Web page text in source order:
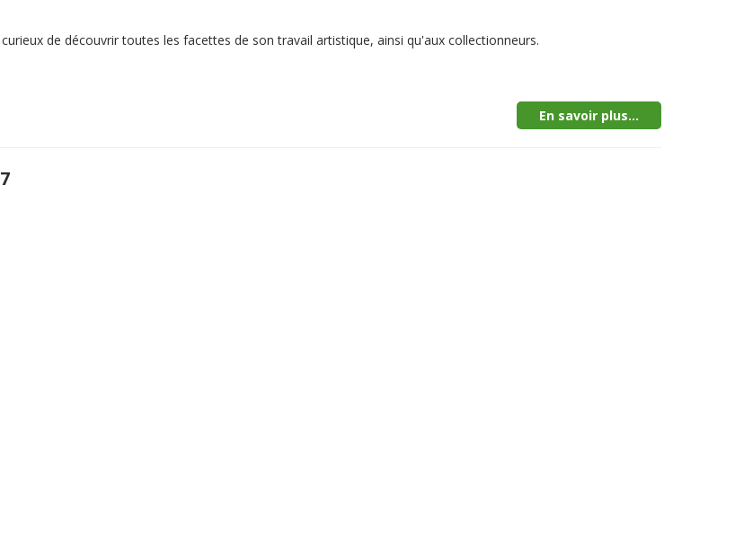
de découvrir toutes les facettes de son travail artistique, ainsi qu'aux collectionneurs.
En savoir plus...